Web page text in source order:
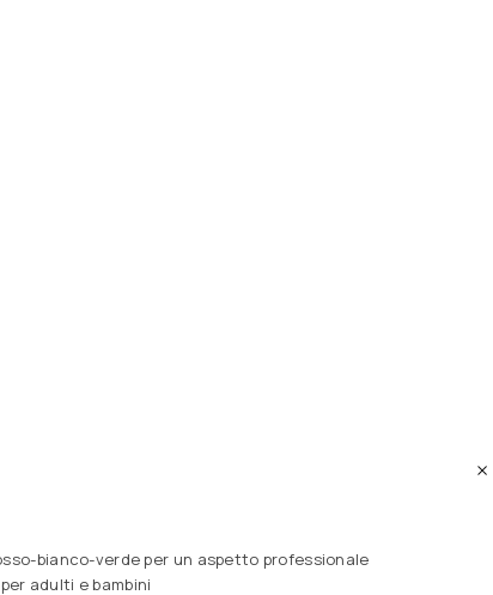
bianco-verde per un aspetto professionale
adulti e bambini